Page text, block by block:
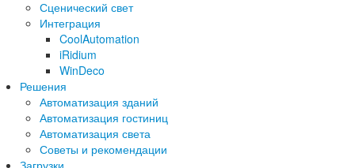
Сценический свет
Интеграция
CoolAutomation
iRidium
WinDeco
Решения
Автоматизация зданий
Автоматизация гостиниц
Автоматизация света
Советы и рекомендации
Загрузки